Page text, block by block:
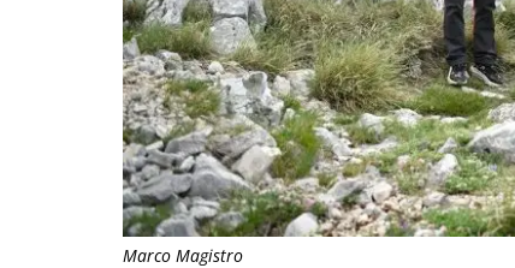
Marco Magistro